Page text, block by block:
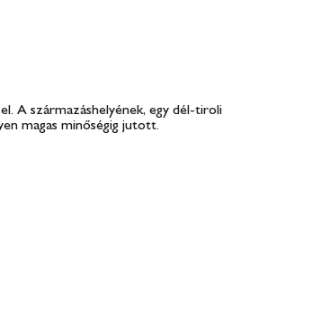
A származáshelyének, egy dél-tiroli
magas minőségig jutott.